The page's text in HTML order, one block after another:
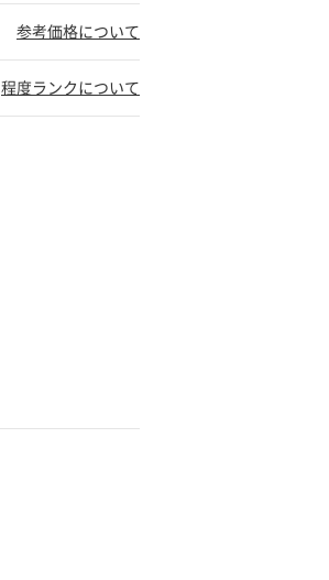
参考価格について
程度ランクについて